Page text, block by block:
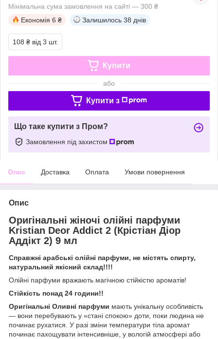
Мінімальна сума замовлення на сайті — 300 ₴
Економія 6 ₴ Залишилось 38 днів
108 ₴ від 3 шт.
Купити
або
Купити з
Що таке купити з Пром?
Замовлення під захистом
Опис Доставка Оплата Умови повернення
Опис
Оригінальні жіночі олійні парфуми
Kristian Deor Addict 2 (Крістіан Діор
Аддікт 2) 9 мл
Справжні арабські олійні парфуми, не містять спирту,
натуральний якісний склад!!!!
Олійні парфуми вражають магічною стійкістю ароматів!
Стійкість понад 24 години!!
Оригінальні Оливні парфуми мають унікальну особливість
— вони перебувають у «стані спокою» доти, поки людина не
починає рухатися. У разі зміни температури тіла аромат
починає пахощувати інтенсивніше, у вологій атмосфері або